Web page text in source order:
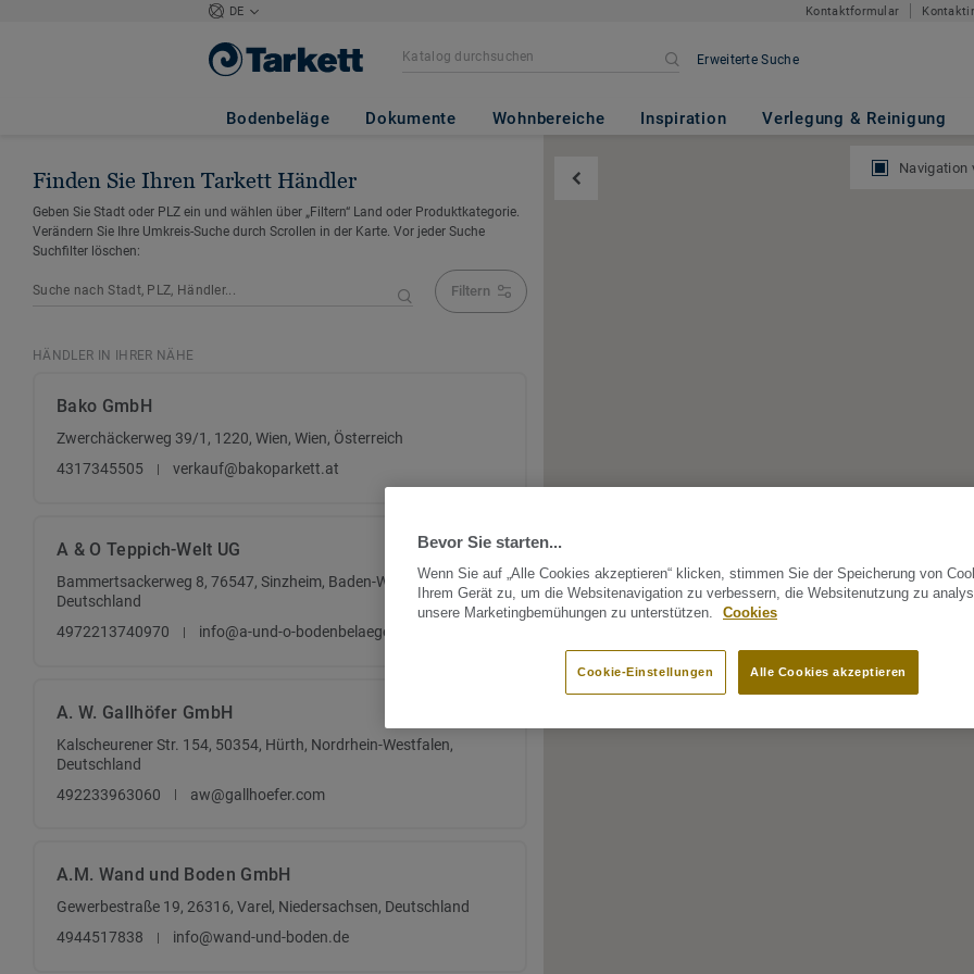
DE Kontaktformular
Erweiterte Suche
Bodenbeläge Dokumente Wohnbereiche Inspiration Verlegung & Reinigung
Finden Sie Ihren Tarkett Händler
Geben Sie Stadt oder PLZ ein und wählen über „Filtern“ Land oder Produktkategorie.
Verändern Sie Ihre Umkreis-Suche durch Scrollen in der Karte. Vor jeder Suche
Suchfilter löschen:
Filtern
HÄNDLER IN IHRER NÄHE
Bako GmbH
Zwerchäckerweg 39/1, 1220, Wien, Wien, Österreich
4317345505
verkauf@bakoparkett.at
A & O Teppich-Welt UG
Bammertsackerweg 8, 76547, Sinzheim, Baden-Württemberg,
Deutschland
4972213740970
info@a-und-o-bodenbelaege.de
A. W. Gallhöfer GmbH
Kalscheurener Str. 154, 50354, Hürth, Nordrhein-Westfalen,
Deutschland
492233963060
aw@gallhoefer.com
A.M. Wand und Boden GmbH
Gewerbestraße 19, 26316, Varel, Niedersachsen, Deutschland
4944517838
info@wand-und-boden.de
Navigation
Bevor Sie starten...
Wenn Sie auf „Alle Cookies akzeptieren“ klicken, stimmen Sie der Speicherung von
Ihrem Gerät zu, um die Websitenavigation zu verbessern, die Websitenutzung zu
unsere Marketingbemühungen zu unterstützen.
Cookies
Alle Cookies akzeptieren
Cookie-Einstellungen